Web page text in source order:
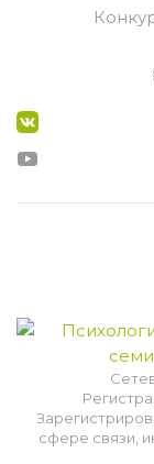
сфере связи,